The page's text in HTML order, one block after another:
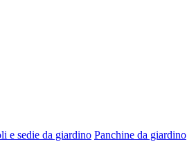
e sedie da giardino Panchine da giardino